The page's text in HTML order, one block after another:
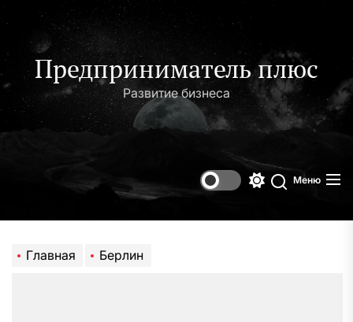
содержимому
Предприниматель плюс
Развитие бизнеса
Поиск
Меню
Главная Берлин